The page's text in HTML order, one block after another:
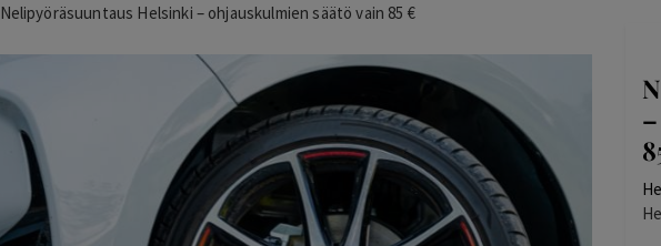
Nelipyöräsuuntaus Helsinki – ohjauskulmien säätö vain 85 €